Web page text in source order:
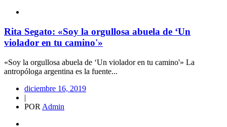
Rita Segato: «Soy la orgullosa abuela de ‘Un
violador en tu camino'»
«Soy la orgullosa abuela de ‘Un violador en tu camino'» La
antropóloga argentina es la fuente...
diciembre 16, 2019
|
POR Admin